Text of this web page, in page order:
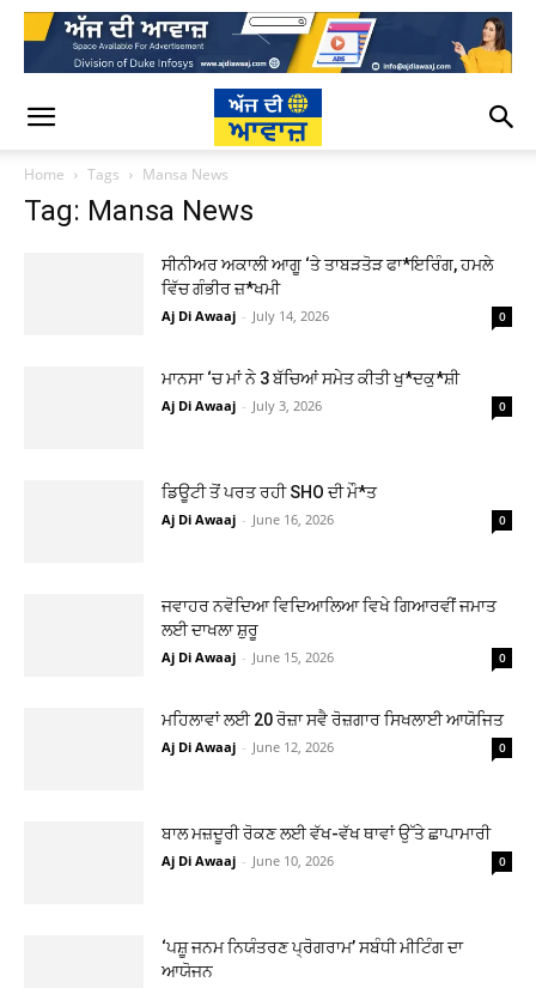
Home Tags Mansa News
Tag: Mansa News
ਸੀਨੀਅਰ ਅਕਾਲੀ ਆਗੂ ‘ਤੇ ਤਾਬੜਤੋੜ ਫਾ*ਇਰਿੰਗ, ਹਮਲੇ
ਵਿੱਚ ਗੰਭੀਰ ਜ਼*ਖਮੀ
Aj Di Awaaj - July 14, 2026 0
ਮਾਨਸਾ ‘ਚ ਮਾਂ ਨੇ 3 ਬੱਚਿਆਂ ਸਮੇਤ ਕੀਤੀ ਖੁ*ਦਕੁ*ਸ਼ੀ
Aj Di Awaaj - July 3, 2026 0
ਡਿਊਟੀ ਤੋਂ ਪਰਤ ਰਹੀ SHO ਦੀ ਮੌ*ਤ
Aj Di Awaaj - June 16, 2026 0
ਜਵਾਹਰ ਨਵੋਦਿਆ ਵਿਦਿਆਲਿਆ ਵਿਖੇ ਗਿਆਰਵੀਂ ਜਮਾਤ
ਲਈ ਦਾਖਲਾ ਸ਼ੁਰੂ
Aj Di Awaaj - June 15, 2026 0
ਮਹਿਲਾਵਾਂ ਲਈ 20 ਰੋਜ਼ਾ ਸਵੈ ਰੋਜ਼ਗਾਰ ਸਿਖਲਾਈ ਆਯੋਜਿਤ
Aj Di Awaaj - June 12, 2026 0
ਬਾਲ ਮਜ਼ਦੂਰੀ ਰੋਕਣ ਲਈ ਵੱਖ-ਵੱਖ ਥਾਵਾਂ ਉੱਤੇ ਛਾਪਾਮਾਰੀ
Aj Di Awaaj - June 10, 2026 0
‘ਪਸ਼ੂ ਜਨਮ ਨਿਯੰਤਰਣ ਪ੍ਰੋਗਰਾਮ’ ਸਬੰਧੀ ਮੀਟਿੰਗ ਦਾ
ਆਯੋਜਨ